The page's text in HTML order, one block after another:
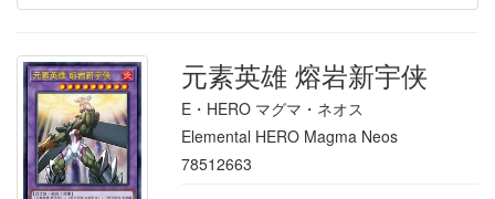
元素英雄 熔岩新宇侠
E・HERO マグマ・ネオス
Elemental HERO Magma Neos
78512663